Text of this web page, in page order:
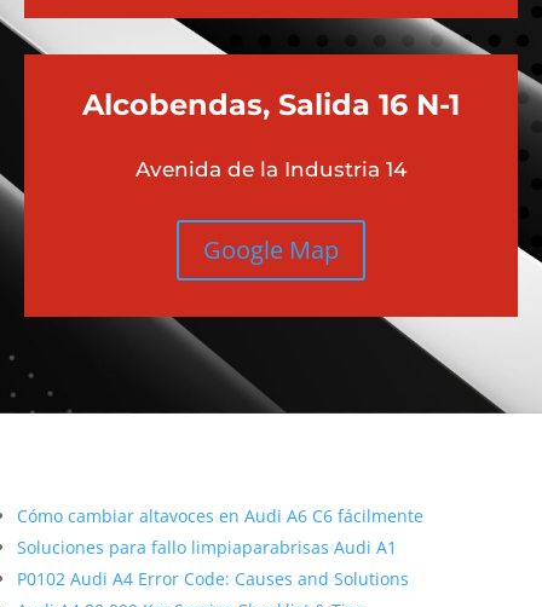
Alcobendas, Salida 16 N-1
Avenida de la Industria 14
Google Map
Cómo cambiar altavoces en Audi A6 C6 fácilmente
Soluciones para fallo limpiaparabrisas Audi A1
P0102 Audi A4 Error Code: Causes and Solutions